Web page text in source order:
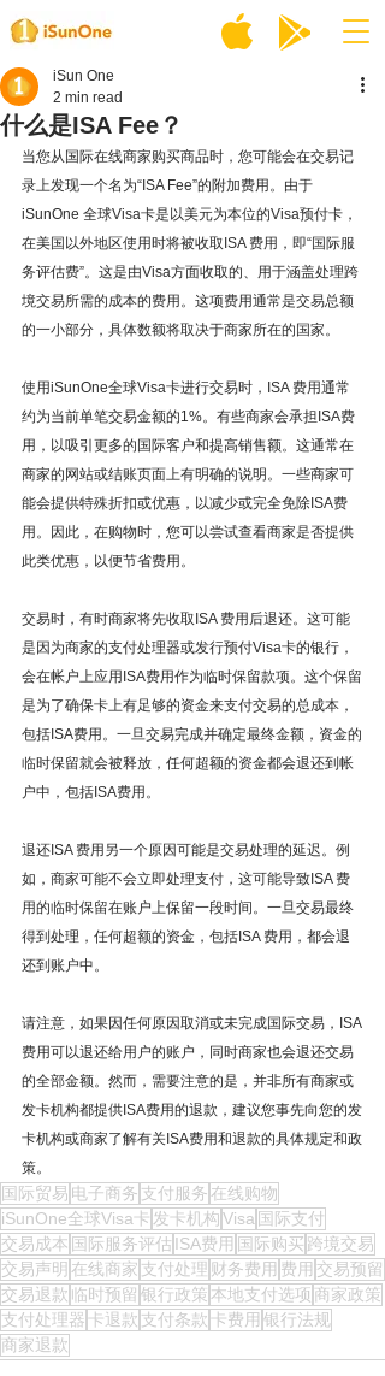
什么是ISA Fee？
iSun One
2 min read
当您从国际在线商家购买商品时，您可能会在交易记
录上发现一个名为“ISA Fee”的附加费用。由于
iSunOne 全球Visa卡是以美元为本位的Visa预付卡，
在美国以外地区使用时将被收取ISA 费用，即“国际服
务评估费”。这是由Visa方面收取的、用于涵盖处理跨
境交易所需的成本的费用。这项费用通常是交易总额
的一小部分，具体数额将取决于商家所在的国家。
使用iSunOne全球Visa卡进行交易时，ISA 费用通常
约为当前单笔交易金额的1%。有些商家会承担ISA费
用，以吸引更多的国际客户和提高销售额。这通常在
商家的网站或结账页面上有明确的说明。一些商家可
能会提供特殊折扣或优惠，以减少或完全免除ISA费
用。因此，在购物时，您可以尝试查看商家是否提供
此类优惠，以便节省费用。
交易时，有时商家将先收取ISA 费用后退还。这可能
是因为商家的支付处理器或发行预付Visa卡的银行，
会在帐户上应用ISA费用作为临时保留款项。这个保留
是为了确保卡上有足够的资金来支付交易的总成本，
包括ISA费用。一旦交易完成并确定最终金额，资金的
临时保留就会被释放，任何超额的资金都会退还到帐
户中，包括ISA费用。
退还ISA 费用另一个原因可能是交易处理的延迟。例
如，商家可能不会立即处理支付，这可能导致ISA 费
用的临时保留在账户上保留一段时间。一旦交易最终
得到处理，任何超额的资金，包括ISA 费用，都会退
还到账户中。
请注意，如果因任何原因取消或未完成国际交易，ISA
费用可以退还给用户的账户，同时商家也会退还交易
的全部金额。然而，需要注意的是，并非所有商家或
发卡机构都提供ISA费用的退款，建议您事先向您的发
卡机构或商家了解有关ISA费用和退款的具体规定和政
策。
国际贸易 电子商务 支付服务在线购物
iSunOne全球Visa卡 发卡机构Visa 国际支付
交易成本 国际服务评估 ISA费用 国际购买 跨境交易
交易声明 在线商家 支付处理 财务费用 费用 交易预留
交易退款 临时预留 银行政策本地支付选项 商家政策
支付处理器
卡退款 支付条款 卡费用 银行法规
商家退款